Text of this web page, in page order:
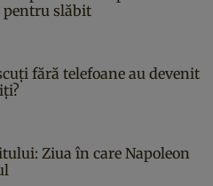
pentru slăbit
fără telefoane au devenit
Ziua în care Napoleon